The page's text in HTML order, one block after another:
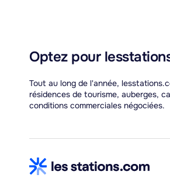
Optez pour
Tout au long de l'année,
résidences de tourisme, auberges,
conditions commerciales négociées.